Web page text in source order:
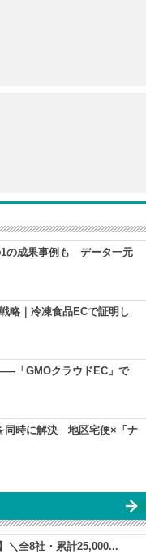
1の成果事例も データ一元
略｜冷凍食品ECで証明し
「GMOクラウドEC」で
同時に解決 地区宅便×「ナ
＼全8社・累計25,000...